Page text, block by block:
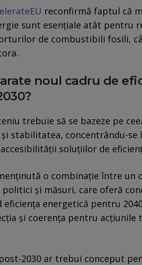
​​reconfirmă faptul că
sunt esențiale atât pentru
de combustibili fosili,
noul cadru de
trebuie să se bazeze pe
stabilitatea, concentrându-se
soluțiilor de
o combinație între un
și măsuri, care oferă
eficiența energetică pentru
și coerența pentru acțiunile
2030 ar trebui conceput